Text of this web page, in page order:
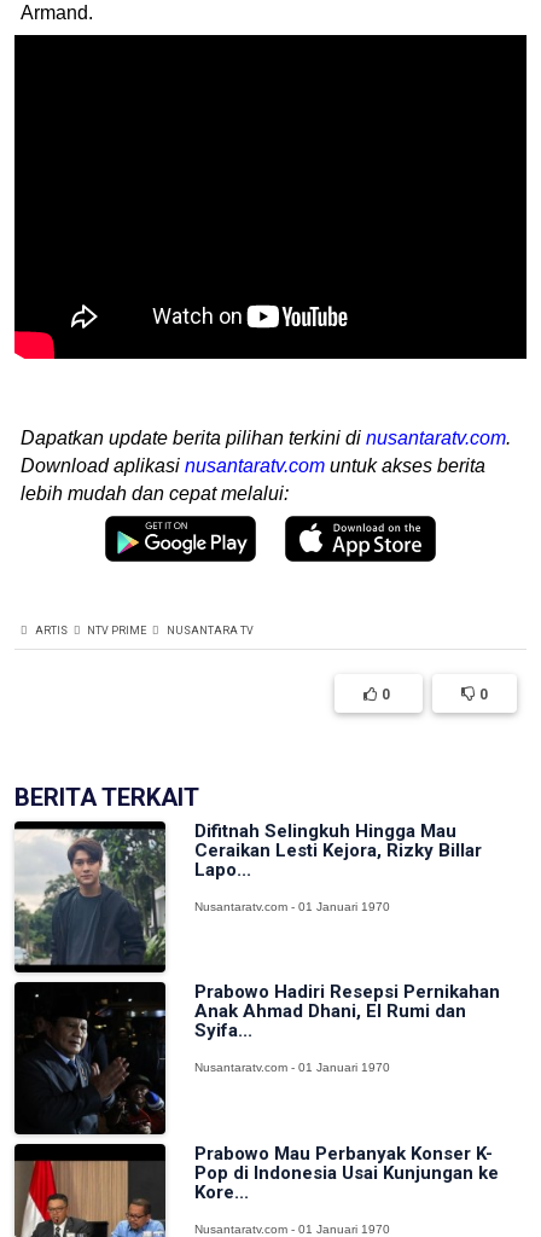
Armand.
Dapatkan update berita pilihan terkini di nusantaratv.com.
Download aplikasi nusantaratv.com untuk akses berita
lebih mudah dan cepat melalui:
ARTIS NTV PRIME NUSANTARA TV
0 0
BERITA TERKAIT
Difitnah Selingkuh Hingga Mau
Ceraikan Lesti Kejora, Rizky Billar
Lapo...
Nusantaratv.com - 01 Januari 1970
Prabowo Hadiri Resepsi Pernikahan
Anak Ahmad Dhani, El Rumi dan
Syifa...
Nusantaratv.com - 01 Januari 1970
Prabowo Mau Perbanyak Konser K-
Pop di Indonesia Usai Kunjungan ke
Kore...
Nusantaratv.com - 01 Januari 1970